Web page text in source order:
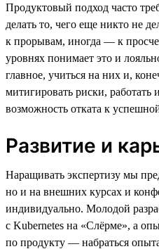
Продуктовый подход часто
делать то, чего еще никто не
к прорывам, иногда — к
уровнях понимает это и
главное, учиться на них и,
митигировать риски, работать
возможность отката к
Развитие и
Наращивать экспертизу мы
но и на внешних курсах и
индивидуально. Молодой
с Kubernetes на «Слёрме», а
по продукту — набраться